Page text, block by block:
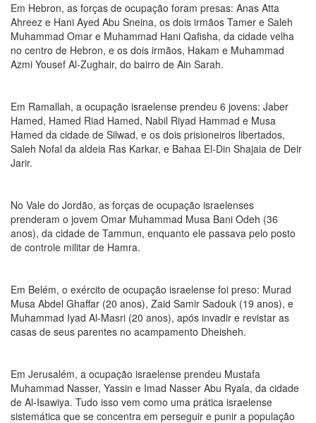
Em Hebron, as forças de ocupação foram presas: Anas Atta
Ahreez e Hani Ayed Abu Sneina, os dois irmãos Tamer e Saleh
Muhammad Omar e Muhammad Hani Qafisha, da cidade velha
no centro de Hebron, e os dois irmãos, Hakam e Muhammad
Azmi Yousef Al-Zughair, do bairro de Ain Sarah.
Em Ramallah, a ocupação israelense prendeu 6 jovens: Jaber
Hamed, Hamed Riad Hamed, Nabil Riyad Hammad e Musa
Hamed da cidade de Silwad, e os dois prisioneiros libertados,
Saleh Nofal da aldeia Ras Karkar, e Bahaa El-Din Shajaia de Deir
Jarir.
No Vale do Jordão, as forças de ocupação israelenses
prenderam o jovem Omar Muhammad Musa Bani Odeh (36
anos), da cidade de Tammun, enquanto ele passava pelo posto
de controle militar de Hamra.
Em Belém, o exército de ocupação israelense foi preso: Murad
Musa Abdel Ghaffar (20 anos), Zaid Samir Sadouk (19 anos), e
Muhammad Iyad Al-Masri (20 anos), após invadir e revistar as
casas de seus parentes no acampamento Dheisheh.
Em Jerusalém, a ocupação israelense prendeu Mustafa
Muhammad Nasser, Yassin e Imad Nasser Abu Ryala, da cidade
de Al-Isawiya. Tudo isso vem como uma prática israelense
sistemática que se concentra em perseguir e punir a população